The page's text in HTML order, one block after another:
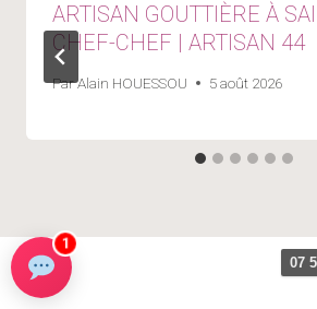
ARTISAN GOUTTIÈRE À
CHEF-CHEF | ARTISAN 44
ParAlain HOUESSOU 5 août 2026
07
1